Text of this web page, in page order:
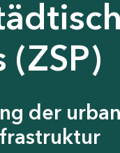
(ZSP)
der